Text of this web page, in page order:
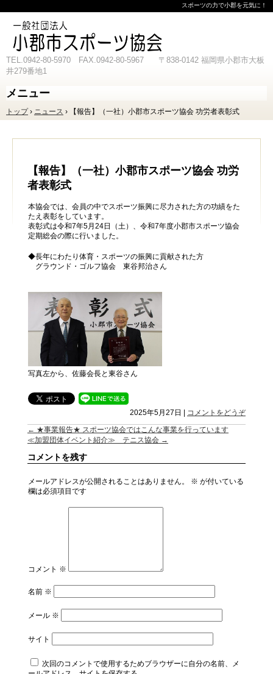
スポーツの力で小郡を元気に！
TEL.0942-80-5970 FAX.0942-80-5967 〒838-0142 福岡県小郡市大板
井279番地1
メニュー
ントップ › ニュース › 【報告】（一社）小郡市スポーツ協会 功労者表彰式
【報告】（一社）小郡市スポーツ協会 功労
者表彰式
本協会では、会員の中でスポーツ振興に尽力された方の功績をた
たえ表彰をしています。
表彰式は令和7年5月24日（土）、令和7年度小郡市スポーツ協会
定期総会の際に行いました。
◆長年にわたり体育・スポーツの振興に貢献された方
グラウンド・ゴルフ協会 東谷邦治さん
写真左から、佐藤会長と東谷さん
2025年5月27日 | コメントをどうぞ
← ★事業報告★ スポーツ協会ではこんな事業を行っています
≪加盟団体イベント紹介≫ テニス協会 →
コメントを残す
メールアドレスが公開されることはありません。 ※ が付いている
欄は必須項目です
コメント ※
名前 ※
メール ※
サイト
次回のコメントで使用するためブラウザーに自分の名前、メ